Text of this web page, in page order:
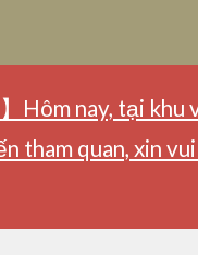
Hôm nay, tại
tham quan, xin